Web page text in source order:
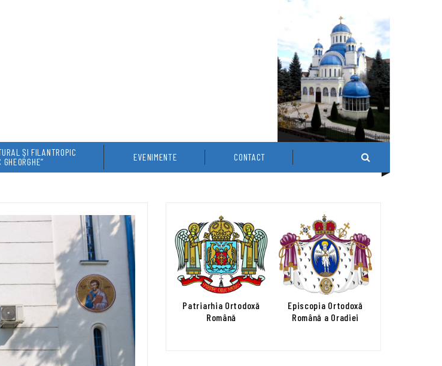
ŞI FILANTROPIC
EVENIMENTE CONTACT
Patriarhia Ortodoxă
Română
Episcopia Ortodoxă
Română a Oradiei